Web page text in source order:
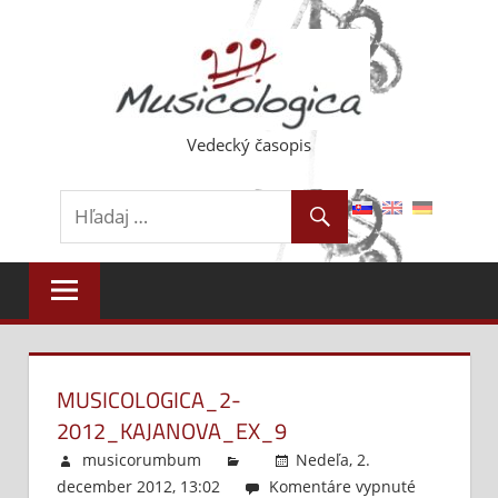
Vedecký časopis
MUSICOLOGICA_2-
2012_KAJANOVA_EX_9
musicorumbum
Nedeľa, 2.
december 2012, 13:02
Komentáre vypnuté